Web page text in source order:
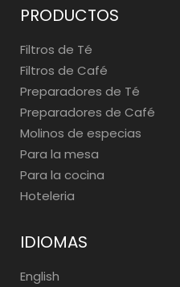
PRODUCTOS
Filtros de Té
Filtros de Café
Preparadores de Té
Preparadores de Café
Molinos de especias
Para la mesa
Para la cocina
Hoteleria
IDIOMAS
English